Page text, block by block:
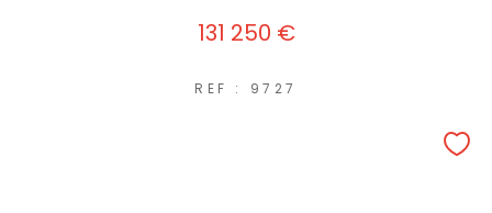
131 250 €
REF : 9727